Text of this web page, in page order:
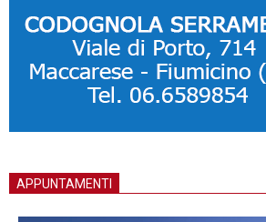
APPUNTAMENTI